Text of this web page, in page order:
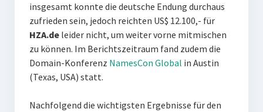
insgesamt konnte die deutsche Endung durchaus
zufrieden sein, jedoch reichten US$ 12.100,- für
HZA.deleider nicht, um weiter vorne mitmischen
zu können. Im Berichtszeitraum fand zudem die
Domain-Konferenz NamesCon Global in Austin
(Texas, USA) statt.
Nachfolgend die wichtigsten Ergebnisse für den